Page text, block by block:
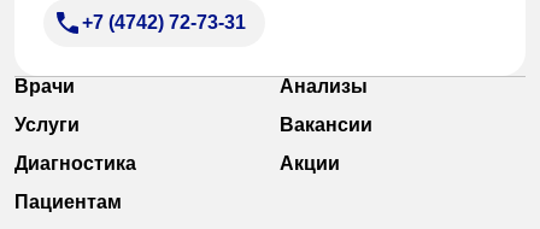
+7 (4742) 72-73-31
Врачи
Анализы
Услуги
Вакансии
Диагностика
Акции
Пациентам